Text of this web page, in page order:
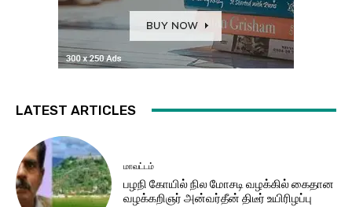
LATEST ARTICLES
மாவட்டம்
பழநி கோயில் நில மோசடி வழக்கில் கைதான
வழக்கறிஞர் அன்வர்தீன் திடீர் உயிரிழப்பு